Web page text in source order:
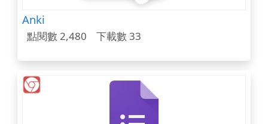
Anki
點閱數 2,480 下載數 33